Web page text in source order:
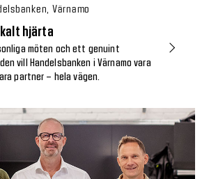
Värnamo
hjärta
möten och ett genuint
vill Handelsbanken i Värnamo vara
partner – hela vägen.